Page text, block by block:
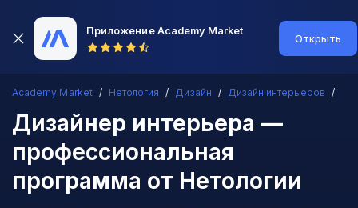
Приложение Academy Market
Открыть
Academy Market Нетология Дизайн Дизайн интерьеров
Дизайнер интерьера —
профессиональная
программа от Нетологии